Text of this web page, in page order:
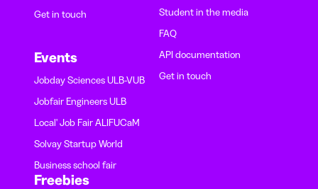
Get in touch
Events
Jobday Sciences ULB-VUB
Jobfair Engineers ULB
Local' Job Fair ALIFUCaM
Solvay Startup World
Business school fair
Student in the media
FAQ
API documentation
Get in touch
Freebies